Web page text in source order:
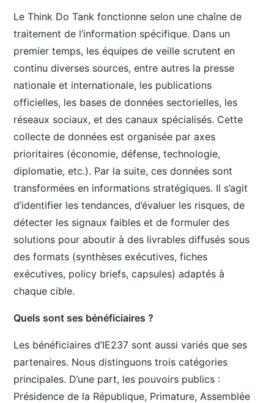
Le Think Do Tank fonctionne selon une chaîne de
traitement de l’information spécifique. Dans un
premier temps, les équipes de veille scrutent en
continu diverses sources, entre autres la presse
nationale et internationale, les publications
officielles, les bases de données sectorielles, les
réseaux sociaux, et des canaux spécialisés. Cette
collecte de données est organisée par axes
prioritaires (économie, défense, technologie,
diplomatie, etc.). Par la suite, ces données sont
transformées en informations stratégiques. Il s’agit
d’identifier les tendances, d’évaluer les risques, de
détecter les signaux faibles et de formuler des
solutions pour aboutir à des livrables diffusés sous
des formats (synthèses exécutives, fiches
exécutives, policy briefs, capsules) adaptés à
chaque cible.
Quels sont ses bénéficiaires ?
Les bénéficiaires d’IE237 sont aussi variés que ses
partenaires. Nous distinguons trois catégories
principales. D’une part, les pouvoirs publics :
Présidence de la République, Primature, Assemblée